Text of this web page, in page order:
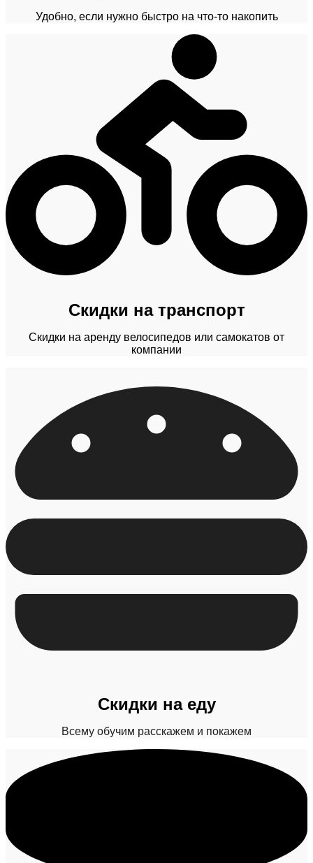
Удобно, если нужно быстро на что-то накопить
Скидки на транспорт
Скидки на аренду велосипедов или самокатов от
компании
Скидки на еду
Всему обучим расскажем и покажем